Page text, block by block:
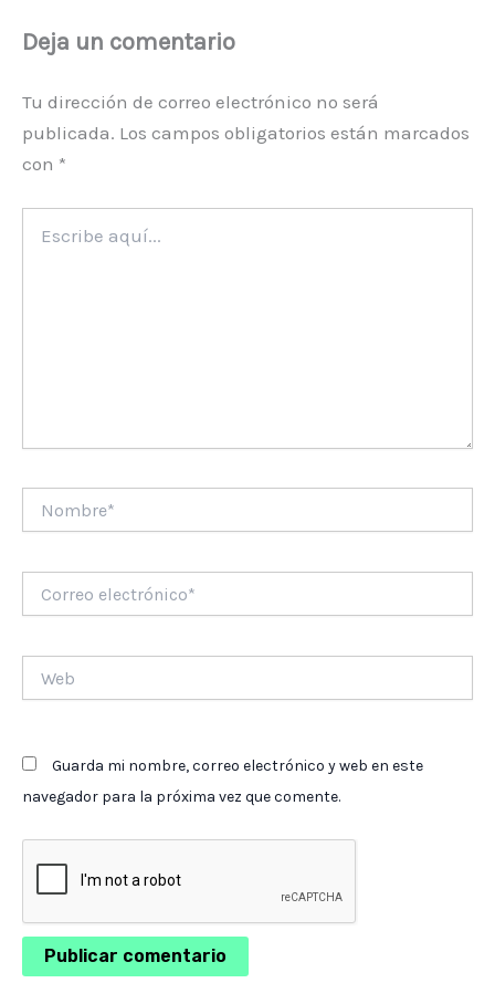
Deja un comentario
Tu dirección de correo electrónico no será
publicada. Los campos obligatorios están marcados
con *
aquí...
electrónico*
Guarda mi nombre, correo electrónico y web en este
navegador para la próxima vez que comente.